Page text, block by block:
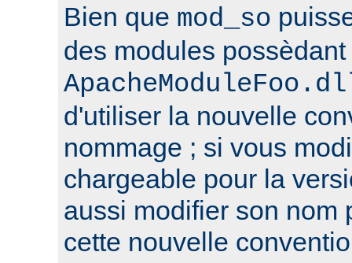
Bien que mod_so
des modules
d'utiliser la nouvelle
nommage ; si vous
chargeable pour la
aussi modifier son nom
cette nouvelle